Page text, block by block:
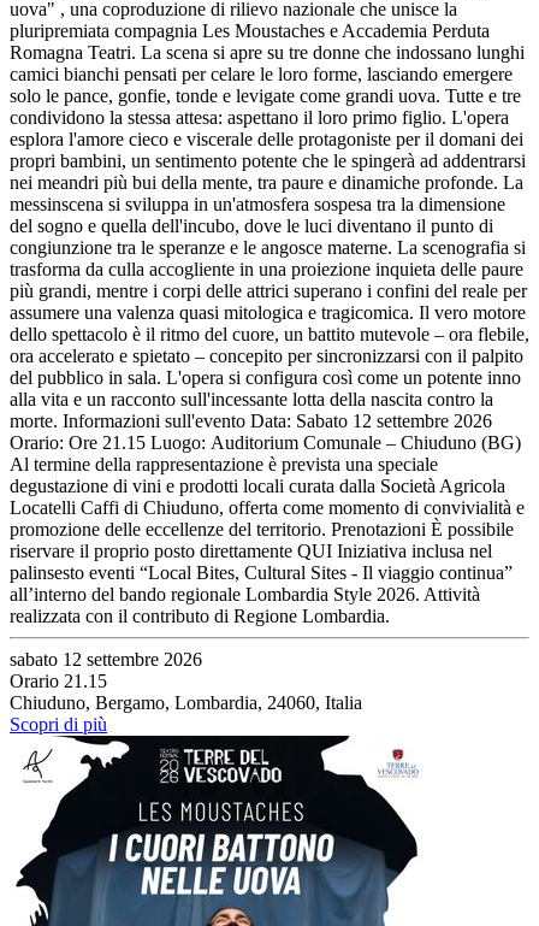
uova" , una coproduzione di rilievo nazionale che unisce la
pluripremiata compagnia Les Moustaches e Accademia Perduta
Romagna Teatri. La scena si apre su tre donne che indossano lunghi
camici bianchi pensati per celare le loro forme, lasciando emergere
solo le pance, gonfie, tonde e levigate come grandi uova. Tutte e tre
condividono la stessa attesa: aspettano il loro primo figlio. L'opera
esplora l'amore cieco e viscerale delle protagoniste per il domani dei
propri bambini, un sentimento potente che le spingerà ad addentrarsi
nei meandri più bui della mente, tra paure e dinamiche profonde. La
messinscena si sviluppa in un'atmosfera sospesa tra la dimensione
del sogno e quella dell'incubo, dove le luci diventano il punto di
congiunzione tra le speranze e le angosce materne. La scenografia si
trasforma da culla accogliente in una proiezione inquieta delle paure
più grandi, mentre i corpi delle attrici superano i confini del reale per
assumere una valenza quasi mitologica e tragicomica. Il vero motore
dello spettacolo è il ritmo del cuore, un battito mutevole – ora flebile,
ora accelerato e spietato – concepito per sincronizzarsi con il palpito
del pubblico in sala. L'opera si configura così come un potente inno
alla vita e un racconto sull'incessante lotta della nascita contro la
morte. Informazioni sull'evento Data: Sabato 12 settembre 2026
Orario: Ore 21.15 Luogo: Auditorium Comunale – Chiuduno (BG)
Al termine della rappresentazione è prevista una speciale
degustazione di vini e prodotti locali curata dalla Società Agricola
Locatelli Caffi di Chiuduno, offerta come momento di convivialità e
promozione delle eccellenze del territorio. Prenotazioni È possibile
riservare il proprio posto direttamente QUI Iniziativa inclusa nel
palinsesto eventi “Local Bites, Cultural Sites - Il viaggio continua”
all’interno del bando regionale Lombardia Style 2026. Attività
realizzata con il contributo di Regione Lombardia.
sabato 12 settembre 2026
Orario 21.15
Chiuduno, Bergamo, Lombardia, 24060, Italia
Scopri di più